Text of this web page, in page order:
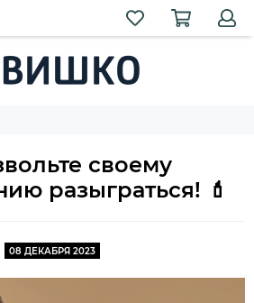
своему
разыграться! 💄
08 ДЕКАБРЯ 2023